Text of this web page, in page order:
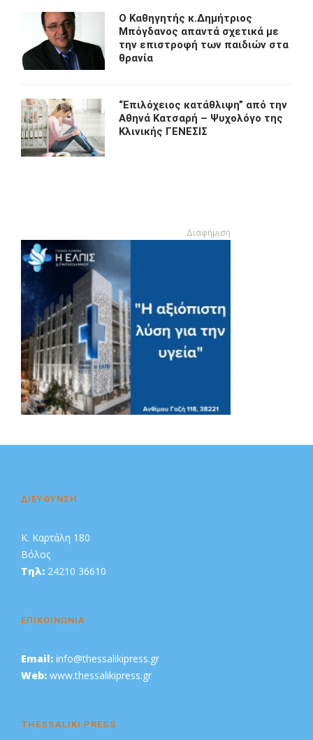
O Kαθηγητής κ.Δημήτριος
Μπόγδανος απαντά σχετικά με
την επιστροφή των παιδιών στα
θρανία
“Eπιλόχειος κατάθλιψη” από την
Αθηνά Κατσαρή – Ψυχολόγο της
Κλινικής ΓΕΝΕΣΙΣ
Διαφήμιση
ΔΙΕΥΘΥΝΣΗ
Κ. Καρτάλη 180
Βόλος
Τηλ: 24210 36610
ΕΠΙΚΟΙΝΩΝΙΑ
Email: info@thessalikipress.gr
Web: www.thessalikipress.gr
THESSALIKI PRESS